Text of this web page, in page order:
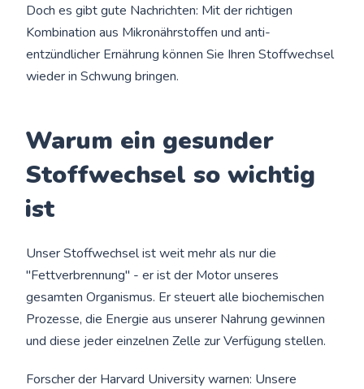
Doch es gibt gute Nachrichten: Mit der richtigen
Kombination aus Mikronährstoffen und anti-
entzündlicher Ernährung können Sie Ihren Stoffwechsel
wieder in Schwung bringen.
Warum ein gesunder
Stoffwechsel so wichtig
ist
Unser Stoffwechsel ist weit mehr als nur die
"Fettverbrennung" - er ist der Motor unseres
gesamten Organismus. Er steuert alle biochemischen
Prozesse, die Energie aus unserer Nahrung gewinnen
und diese jeder einzelnen Zelle zur Verfügung stellen.
Forscher der Harvard University warnen: Unsere